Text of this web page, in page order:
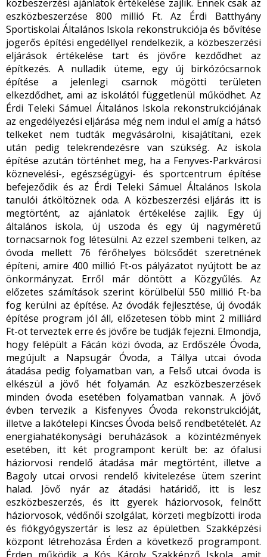
közbeszerzési ajánlatok értékelése zajlik. Ennek csak az
eszközbeszerzése 800 millió Ft. Az Érdi Batthyány
Sportiskolai Általános Iskola rekonstrukciója és bővítése
jogerős építési engedéllyel rendelkezik, a közbeszerzési
eljárások értékelése tart és jövőre kezdődhet az
építkezés. A nulladik üteme, egy új birkózócsarnok
építése a jelenlegi csarnok mögötti területen
elkezdődhet, ami az iskolától függetlenül működhet. Az
Érdi Teleki Sámuel Általános Iskola rekonstrukciójának
az engedélyezési eljárása még nem indul el amíg a hátsó
telkeket nem tudták megvásárolni, kisajátítani, ezek
után pedig telekrendezésre van szükség. Az iskola
építése azután történhet meg, ha a Fenyves-Parkvárosi
köznevelési-, egészségügyi- és sportcentrum építése
befejeződik és az Érdi Teleki Sámuel Általános Iskola
tanulói átköltöznek oda. A közbeszerzési eljárás itt is
megtörtént, az ajánlatok értékelése zajlik. Egy új
általános iskola, új uszoda és egy új nagyméretű
tornacsarnok fog létesülni. Az ezzel szembeni telken, az
óvoda mellett 76 férőhelyes bölcsődét szeretnének
építeni, amire 400 millió Ft-os pályázatot nyújtott be az
önkormányzat. Erről már döntött a Közgyűlés. Az
előzetes számítások szerint körülbelül 550 millió Ft-ba
fog kerülni az építése. Az óvodák fejlesztése, új óvodák
építése program jól áll, előzetesen több mint 2 milliárd
Ft-ot terveztek erre és jövőre be tudják fejezni. Elmondja,
hogy felépült a Fácán közi óvoda, az Erdőszéle Óvoda,
megújult a Napsugár Óvoda, a Tállya utcai óvoda
átadása pedig folyamatban van, a Felső utcai óvoda is
elkészül a jövő hét folyamán. Az eszközbeszerzések
minden óvoda esetében folyamatban vannak. A jövő
évben tervezik a Kisfenyves Óvoda rekonstrukcióját,
illetve a lakótelepi Kincses Óvoda belső rendbetételét. Az
energiahatékonysági beruházások a közintézmények
esetében, itt két programpont került be: az ófalusi
háziorvosi rendelő átadása már megtörtént, illetve a
Bagoly utcai orvosi rendelő kivitelezése ütem szerint
halad. Jövő nyár az átadási határidő, itt is lesz
eszközbeszerzés, és itt gyerek háziorvosok, felnőtt
háziorvosok, védőnői szolgálat, körzeti megbízotti iroda
és fiókgyógyszertár is lesz az épületben. Szakképzési
központ létrehozása Érden a következő programpont.